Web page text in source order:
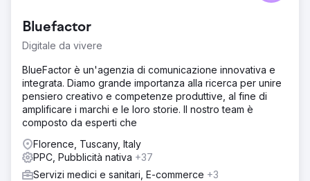
Bluefactor
Digitale da vivere
BlueFactor è un'agenzia di comunicazione innovativa e
integrata. Diamo grande importanza alla ricerca per unire
pensiero creativo e competenze produttive, al fine di
amplificare i marchi e le loro storie. Il nostro team è
composto da esperti che
Florence, Tuscany, Italy
PPC, Pubblicità nativa +37
Servizi medici e sanitari, E-commerce +3